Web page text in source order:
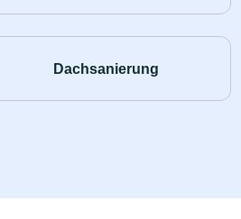
Dachsanierung